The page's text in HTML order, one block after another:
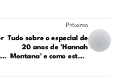
Próximo
Tudo sobre o especial de
20 anos de 'Hannah
Montana' e como está o